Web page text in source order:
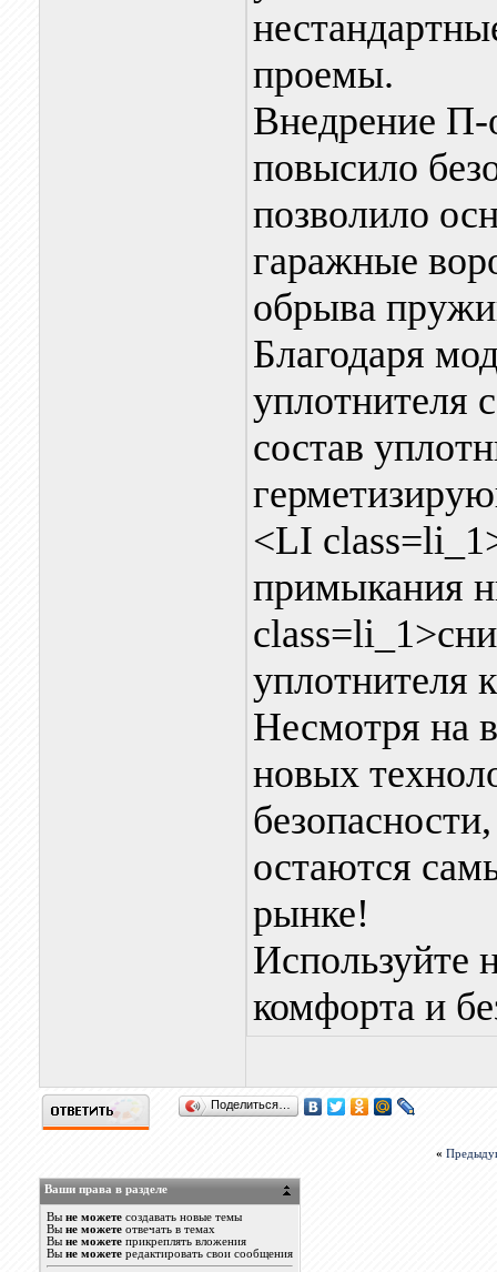
проемы.
Внедрение П-
повысило
позволило
гаражные
обрыва
Благодаря
уплотнителя
состав
<LI
примыкания
уплотнителя
Несмотря на
новых
остаются
рынке!
Используйте
комфорта и
Поделиться…
«
Ваши права в разделе
Вы не можетесоздавать новые темы
Вы не можетеотвечать в темах
Вы не можетеприкреплять вложения
Вы не можетередактировать свои сообщения